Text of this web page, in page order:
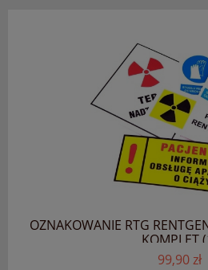
OZNAKOWANIE RTG
KOMPLET
99,90 zł